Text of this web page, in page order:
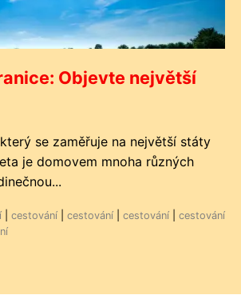
Objevte největší
se zaměřuje na největší státy
je domovem mnoha různých
cestování cestování cestování
cestování